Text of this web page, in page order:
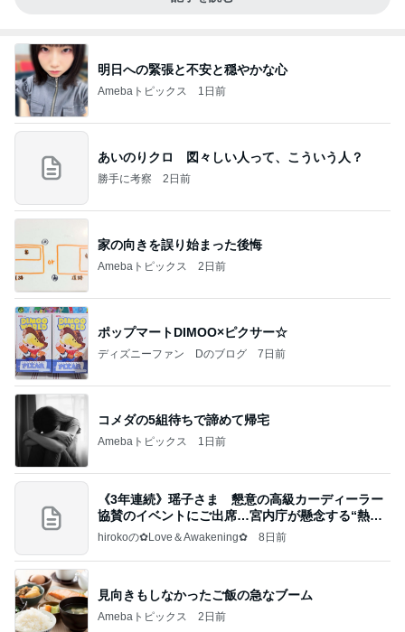
明日への緊張と不安と穏やかな心
Amebaトピックス 1日前
あいのりクロ 図々しい人って、こういう人？
勝手に考察 2日前
家の向きを誤り始まった後悔
Amebaトピックス 2日前
ポップマートDIMOO×ピクサー☆
ディズニーファン Dのブログ 7日前
コメダの5組待ちで諦めて帰宅
Amebaトピックス 1日前
《3年連続》瑶子さま 懇意の高級カーディーラー
協賛のイベントにご出席…宮内庁が懸念する“熱心
すぎ
hirokoの✿Love＆Awakening✿ 8日前
見向きもしなかったご飯の急なブーム
Amebaトピックス 2日前